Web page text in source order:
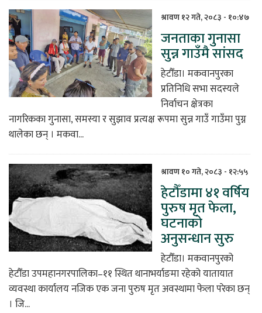
श्रावण १२ गते, २०८३ - १०:४७
जनताका गुनासा
सुन्न गाउँमै सांसद
हेटौँडा। मकवानपुरका
प्रतिनिधि सभा सदस्यले
निर्वाचन क्षेत्रका
नागरिकका गुनासा, समस्या र सुझाव प्रत्यक्ष रूपमा सुन्न गाउँ गाउँमा पुग्न
थालेका छन् । मकवा...
श्रावण १० गते, २०८३ - १२:५५
हेटौँडामा ४१ वर्षिय
पुरुष मृत फेला,
घटनाको
अनुसन्धान सुरु
हेटौँडा। मकवानपुरको
हेटौँडा उपमहानगरपालिका–११ स्थित थानाभर्याङमा रहेको यातायात
व्यवस्था कार्यालय नजिक एक जना पुरुष मृत अवस्थामा फेला परेका छन्
। जि...